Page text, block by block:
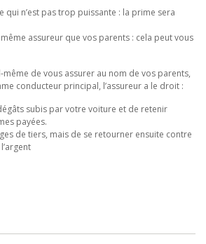
qui n’est pas trop puissante : la prime sera
assureur que vos parents : cela peut vous
même de vous assurer au nom de vos parents,
conducteur principal, l’assureur a le droit :
subis par votre voiture et de retenir
payées.
de tiers, mais de se retourner ensuite contre